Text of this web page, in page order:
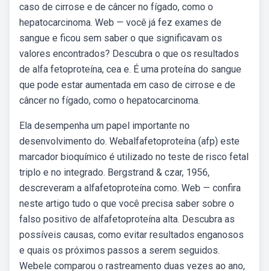
caso de cirrose e de câncer no fígado, como o
hepatocarcinoma. Web — você já fez exames de
sangue e ficou sem saber o que significavam os
valores encontrados? Descubra o que os resultados
de alfa fetoproteína, cea e. É uma proteína do sangue
que pode estar aumentada em caso de cirrose e de
câncer no fígado, como o hepatocarcinoma.
Ela desempenha um papel importante no
desenvolvimento do. Webalfafetoproteína (afp) este
marcador bioquímico é utilizado no teste de risco fetal
triplo e no integrado. Bergstrand & czar, 1956,
descreveram a alfafetoproteína como. Web — confira
neste artigo tudo o que você precisa saber sobre o
falso positivo de alfafetoproteína alta. Descubra as
possíveis causas, como evitar resultados enganosos
e quais os próximos passos a serem seguidos.
Webele comparou o rastreamento duas vezes ao ano,